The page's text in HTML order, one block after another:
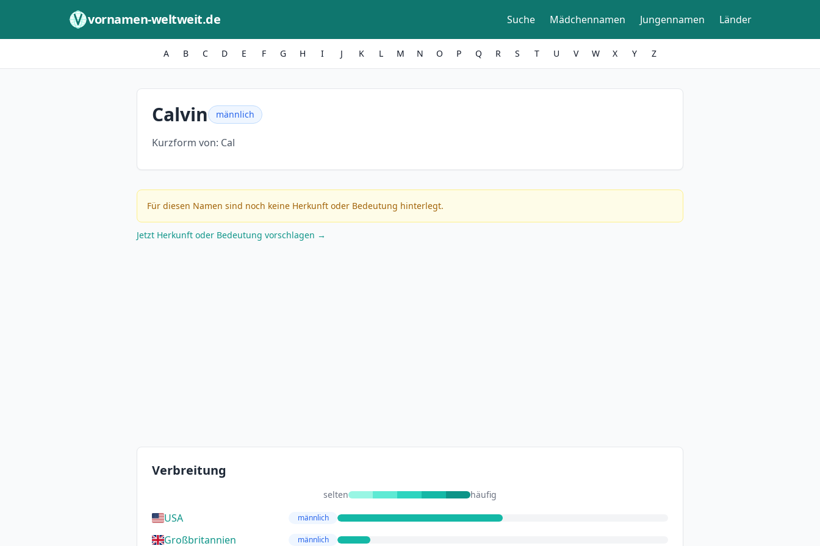
vornamen-weltweit.de Suche Mädchennamen Jungennamen Länder
A B C D E F G H I J K L M N O P Q R S T U V W X Y Z
Calvin männlich
Kurzform von: Cal
Für diesen Namen sind noch keine Herkunft oder Bedeutung hinterlegt.
Jetzt Herkunft oder Bedeutung vorschlagen →
Verbreitung
selten häufig
USA männlich
Großbritannien männlich